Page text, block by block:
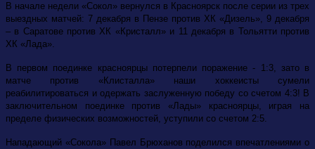
В начале недели «Сокол» вернулся в Красноярск после серии из трех
выездных матчей: 7 декабря в Пензе против ХК «Дизель», 9 декабря
– в Саратове против ХК «Кристалл» и 11 декабря в Тольятти против
ХК «Лада».
В первом поединке красноярцы потерпели поражение - 1:3, зато в
матче против «Клисталла» наши хоккеисты сумели
реабилитироваться и одержать заслуженную победу со счетом 4:3! В
заключительном поединке против «Лады» красноярцы, играя на
пределе физических возможностей, уступили со счетом 2:5.
Нападающий «Сокола» Павел Брюханов поделился впечатлениями о